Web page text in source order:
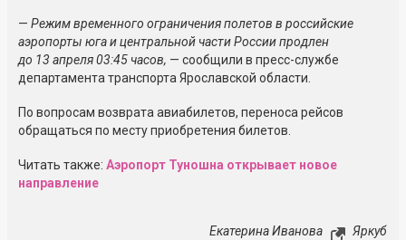
— Режим временного ограничения полетов в российские
аэропорты юга и центральной части России продлен
до 13 апреля 03:45 часов, — сообщили в пресс-службе
департамента транспорта Ярославской области.
По вопросам возврата авиабилетов, переноса рейсов
обращаться по месту приобретения билетов.
Читать также: Аэропорт Туношна открывает новое
направление
Екатерина Иванова Яркуб